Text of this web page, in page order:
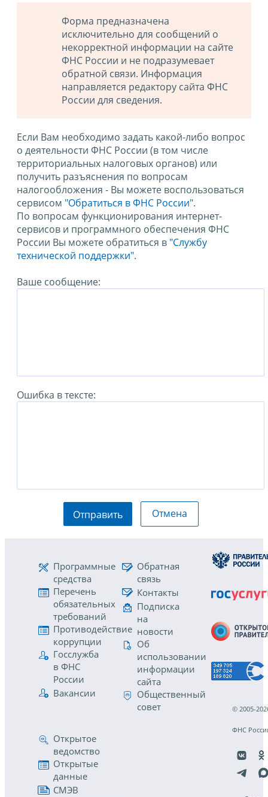
Форма предназначена
исключительно для сообщений о
некорректной информации на сайте
ФНС России и не подразумевает
обратной связи. Информация
направляется редактору сайта ФНС
России для сведения.
Если Вам необходимо задать какой-либо вопрос
о деятельности ФНС России (в том числе
территориальных налоговых органов) или
получить разъяснения по вопросам
налогообложения - Вы можете воспользоваться
сервисом "Обратиться в ФНС России".
По вопросам функционирования интернет-
сервисов и программного обеспечения ФНС
России Вы можете обратиться в "Службу
технической поддержки".
Ваше сообщение:
Ошибка в тексте:
Отправить Отмена
Программные
средства
Перечень
обязательных
требований
Противодействие
коррупции
Госслужба
в ФНС
России
Вакансии
Обратная
связь
Контакты
Подписка
на
новости
Об
использовании
информации
сайта
Общественный
совет
Открытое
ведомство
Открытые
данные
СМЭВ
© 2005-
ФНС